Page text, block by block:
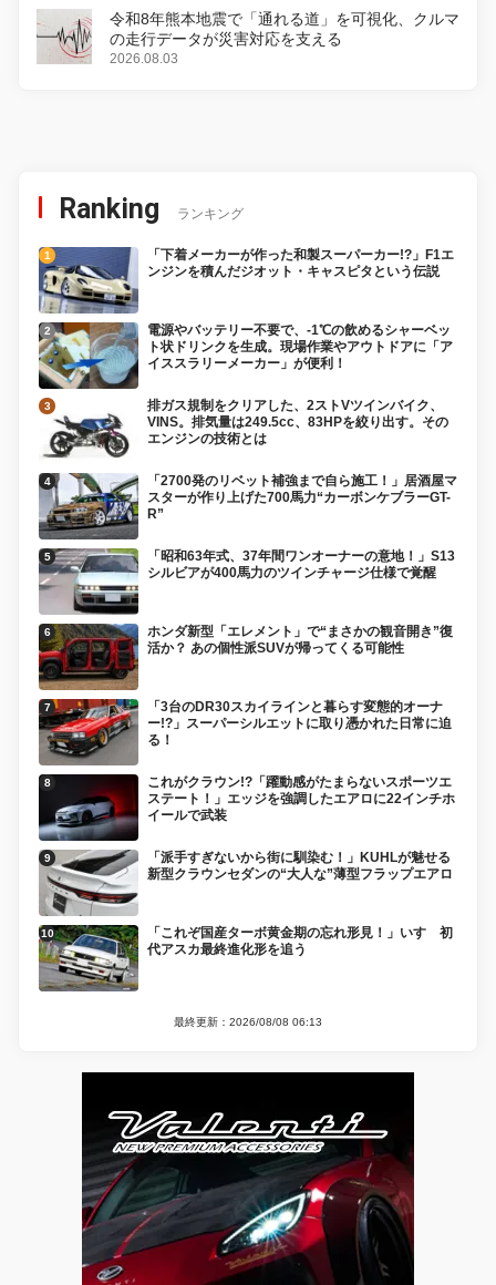
令和8年熊本地震で「通れる道」を可視化、クルマ
の走行データが災害対応を支える
2026.08.03
Ranking ランキング
「下着メーカーが作った和製スーパーカー!?」F1エ
ンジンを積んだジオット・キャスピタという伝説
電源やバッテリー不要で、-1℃の飲めるシャーベッ
ト状ドリンクを生成。現場作業やアウトドアに「ア
イススラリーメーカー」が便利！
排ガス規制をクリアした、2ストVツインバイク、
VINS。排気量は249.5cc、83HPを絞り出す。その
エンジンの技術とは
「2700発のリベット補強まで自ら施工！」居酒屋マ
スターが作り上げた700馬力“カーボンケブラーGT-
R”
「昭和63年式、37年間ワンオーナーの意地！」S13
シルビアが400馬力のツインチャージ仕様で覚醒
ホンダ新型「エレメント」で“まさかの観音開き”復
活か？ あの個性派SUVが帰ってくる可能性
「3台のDR30スカイラインと暮らす変態的オーナ
ー!?」スーパーシルエットに取り憑かれた日常に迫
る！
これがクラウン!?「躍動感がたまらないスポーツエ
ステート！」エッジを強調したエアロに22インチホ
イールで武装
「派手すぎないから街に馴染む！」KUHLが魅せる
新型クラウンセダンの“大人な”薄型フラップエアロ
「これぞ国産ターボ黄金期の忘れ形見！」いすゞ初
代アスカ最終進化形を追う
最終更新：2026/08/08 06:13